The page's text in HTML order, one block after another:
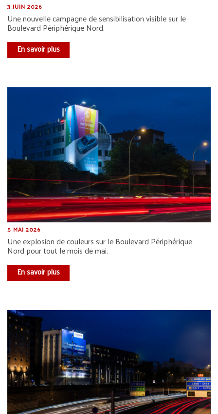
3 JUIN 2026
Une nouvelle campagne de sensibilisation visible sur le
Boulevard Périphérique Nord.
En savoir plus
5 MAI 2026
Une explosion de couleurs sur le Boulevard Périphérique
Nord pour tout le mois de mai.
En savoir plus